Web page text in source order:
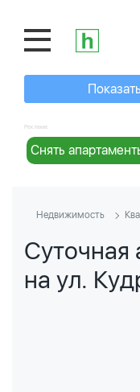
Реклама:
Снять
Недвижимость
Суточная
на ул.